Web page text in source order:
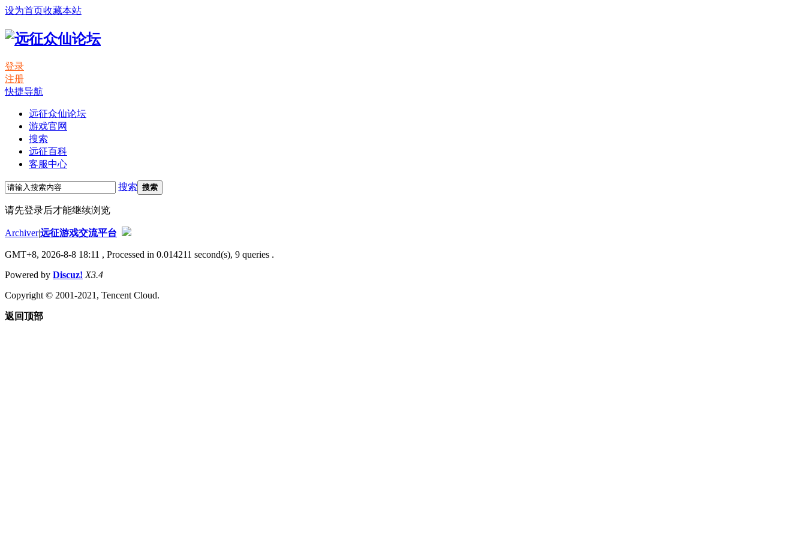
设为首页收藏本站
登录
注册
快捷导航
远征众仙论坛
游戏官网
搜索
远征百科
客服中心
搜索 搜索
请先登录后才能继续浏览
Archiver|远征游戏交流平台
GMT+8, 2026-8-8 18:11 , Processed in 0.014211 second(s), 9 queries .
Powered by Discuz! X3.4
Copyright © 2001-2021, Tencent Cloud.
返回顶部